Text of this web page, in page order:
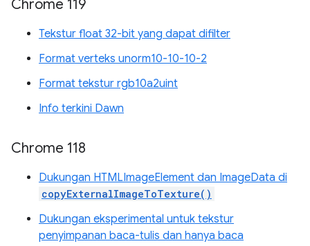
Chrome 119
Tekstur float 32-bit yang dapat difilter
Format verteks unorm10-10-10-2
Format tekstur rgb10a2uint
Info terkini Dawn
Chrome 118
Dukungan HTMLImageElement dan ImageData di
copyExternalImageToTexture()
Dukungan eksperimental untuk tekstur
penyimpanan baca-tulis dan hanya baca